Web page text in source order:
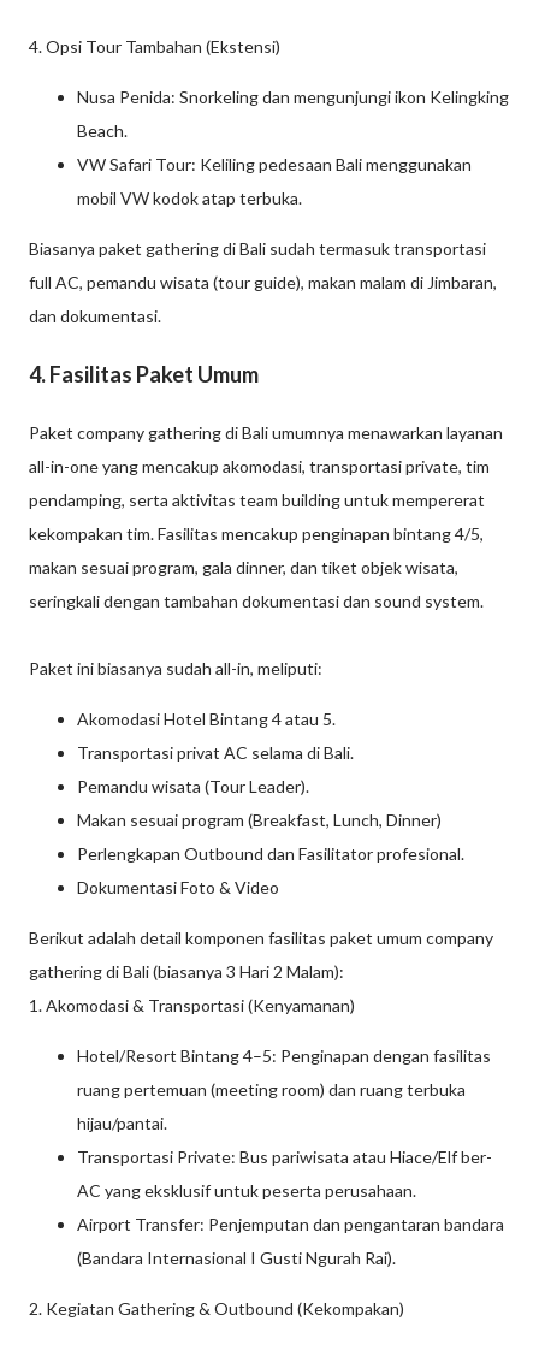
4. Opsi Tour Tambahan (Ekstensi)
Nusa Penida: Snorkeling dan mengunjungi ikon Kelingking
Beach.
VW Safari Tour: Keliling pedesaan Bali menggunakan
mobil VW kodok atap terbuka.
Biasanya paket gathering di Bali sudah termasuk transportasi
full AC, pemandu wisata (tour guide), makan malam di Jimbaran,
dan dokumentasi.
4. Fasilitas Paket Umum
Paket company gathering di Bali umumnya menawarkan layanan
all-in-one yang mencakup akomodasi, transportasi private, tim
pendamping, serta aktivitas team building untuk mempererat
kekompakan tim. Fasilitas mencakup penginapan bintang 4/5,
makan sesuai program, gala dinner, dan tiket objek wisata,
seringkali dengan tambahan dokumentasi dan sound system.
Paket ini biasanya sudah all-in, meliputi:
Akomodasi Hotel Bintang 4 atau 5.
Transportasi privat AC selama di Bali.
Pemandu wisata (Tour Leader).
Makan sesuai program (Breakfast, Lunch, Dinner)
Perlengkapan Outbound dan Fasilitator profesional.
Dokumentasi Foto & Video
Berikut adalah detail komponen fasilitas paket umum company
gathering di Bali (biasanya 3 Hari 2 Malam):
1. Akomodasi & Transportasi (Kenyamanan)
Hotel/Resort Bintang 4–5: Penginapan dengan fasilitas
ruang pertemuan (meeting room) dan ruang terbuka
hijau/pantai.
Transportasi Private: Bus pariwisata atau Hiace/Elf ber-
AC yang eksklusif untuk peserta perusahaan.
Airport Transfer: Penjemputan dan pengantaran bandara
(Bandara Internasional I Gusti Ngurah Rai).
2. Kegiatan Gathering & Outbound (Kekompakan)